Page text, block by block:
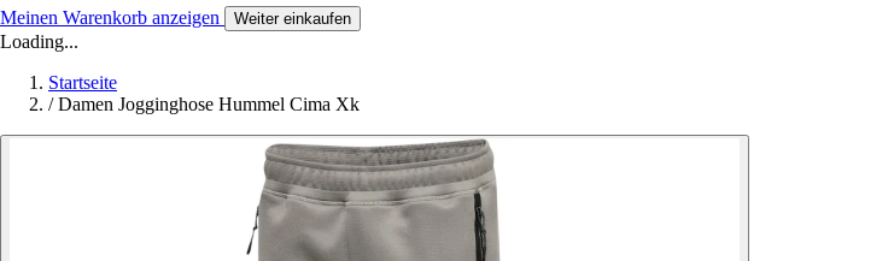
Meinen Warenkorb anzeigen Weiter einkaufen
Loading...
Startseite
/ Damen Jogginghose Hummel Cima Xk